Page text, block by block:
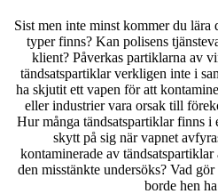
Sist men inte minst kommer du
typer finns? Kan polisens
klient? Påverkas partiklarna av
tändsatspartiklar verkligen inte i
ha skjutit ett vapen för att
eller industrier vara orsak till
Hur många tändsatspartiklar finns
skytt på sig när vapnet
kontaminerade av
den misstänkte undersöks? Vad
borde hen